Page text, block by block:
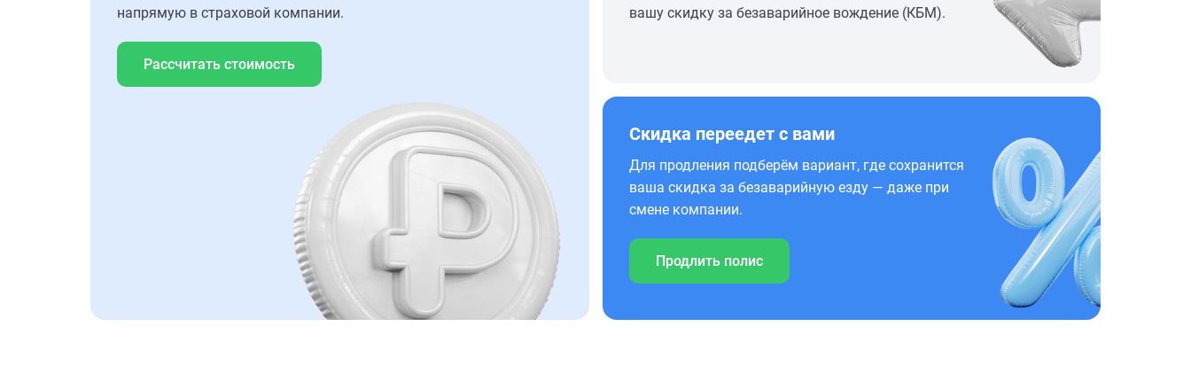
напрямую в страховой компании.
Рассчитать стоимость
вашу скидку за безаварийное вождение (КБМ).
Скидка переедет с вами
Для продления подберём вариант, где сохранится
ваша скидка за безаварийную езду — даже при
смене компании.
Продлить полис